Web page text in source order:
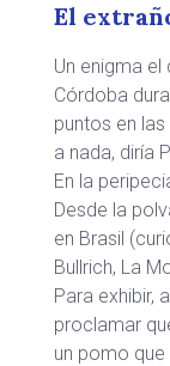
El
Un enigma
Córdoba
puntos en
a nada, diría
En la
Desde la
en Brasil
Bullrich, La
Para exhibir,
proclamar
un pomo